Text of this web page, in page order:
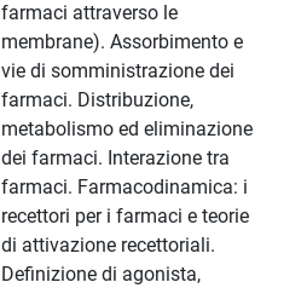
farmaci attraverso le
membrane). Assorbimento e
vie di somministrazione dei
farmaci. Distribuzione,
metabolismo ed eliminazione
dei farmaci. Interazione tra
farmaci. Farmacodinamica: i
recettori per i farmaci e teorie
di attivazione recettoriali.
Definizione di agonista,